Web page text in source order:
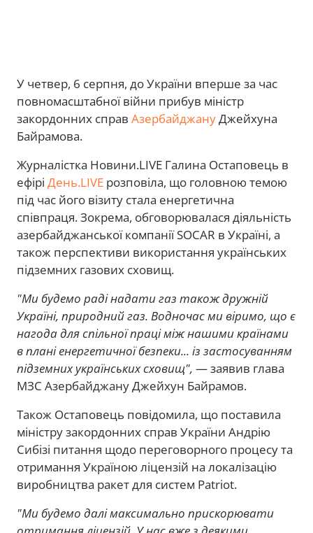
У четвер, 6 серпня, до України вперше за час
повномасштабної війни прибув міністр
закордонних справ АзербайджануДжейхуна
Байрамова.
Журналістка Новини.LIVE Галина Остаповець в
ефірі День.LIVE розповіла, що головною темою
під час його візиту стала енергетична
співпраця. Зокрема, обговорювалася діяльність
азербайджанської компанії SOCAR в Україні, а
також перспективи використання українських
підземних газових сховищ.
"Ми будемо раді надати газ також дружній
Україні, природний газ. Водночас ми віримо, що є
нагода для спільної праці між нашими країнами
в плані енергетичної безпеки... із застосуванням
підземних українських сховищ", — заявив глава
МЗС Азербайджану Джейхун Байрамов.
Також Остаповець повідомила, що поставила
міністру закордонних справ України Андрію
Сибізі питання щодо переговорного процесу та
отримання Україною ліцензій на локалізацію
виробництва ракет для систем Patriot.
"Ми будемо далі максимально прискорювати